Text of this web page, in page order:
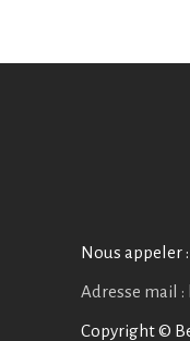
Nous appeler :
Adresse mail
Copyright ©